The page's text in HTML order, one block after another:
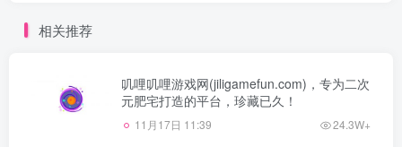
相关推荐
叽哩叽哩游戏网(jiligamefun.com)，专为二次
元肥宅打造的平台，珍藏已久！
11月17日 11:39 24.3W+